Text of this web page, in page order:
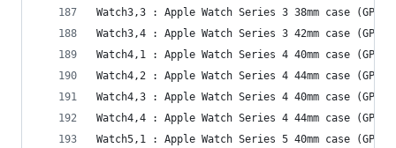
Watch3,3 : Apple Watch Series 3 38mm case (GPS)
Watch3,4 : Apple Watch Series 3 42mm case (GPS)
Watch4,1 : Apple Watch Series 4 40mm case (GPS)
Watch4,2 : Apple Watch Series 4 44mm case (GPS)
Watch4,3 : Apple Watch Series 4 40mm case
Watch4,4 : Apple Watch Series 4 44mm case
Watch5,1 : Apple Watch Series 5 40mm case (GPS)